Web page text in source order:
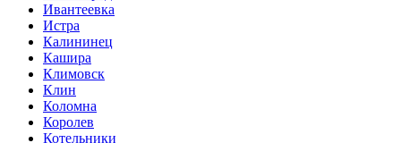
Ивантеевка
Истра
Калининец
Кашира
Климовск
Клин
Коломна
Королев
Котельники